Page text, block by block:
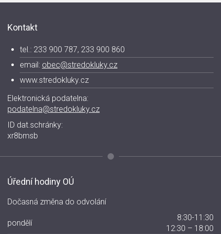
Kontakt
tel.: 233 900 787, 233 900 860
email: obec@stredokluky.cz
www.stredokluky.cz
Elektronická podatelna:
podatelna@stredokluky.cz
ID dat.schránky:
xr8bmsb
Úřední hodiny OÚ
Dočasná změna do odvolání
pondělí
8:30-11:30
12:30 – 18:00